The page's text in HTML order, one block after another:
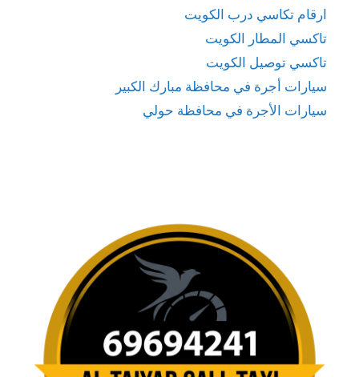
ارقام تكاسي درب الكويت
تاكسي المطار الكويت
تاكسي توصيل الكويت
سيارات أجرة في محافظة مبارك الكبير
سيارات الأجرة في محافظة حولي